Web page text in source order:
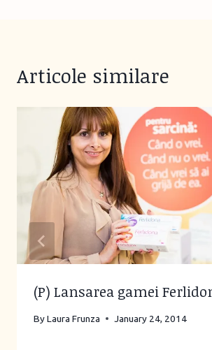
Articole similare
(P) Lansarea gamei
ByLaura Frunza January 24, 2014